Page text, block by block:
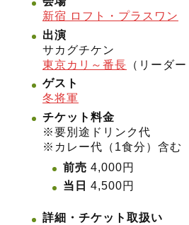
新宿 ロフト・プラスワン
出演
サカグチケン
東京カリ～番長 （リーダ
ゲスト
冬将軍
チケット料金
※要別途ドリンク代
※カレー代（1食分）含む
前売 4,000円
当日 4,500円
詳細・チケット取扱い